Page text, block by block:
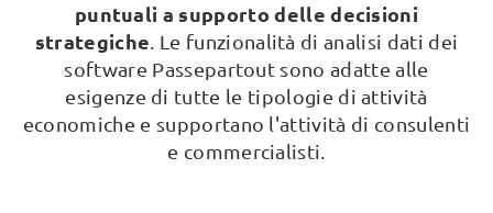
puntuali a supporto delle decisioni
strategiche . Le funzionalità di analisi dati dei
software Passepartout sono adatte alle
esigenze di tutte le tipologie di attività
economiche e supportano l'attività di consulenti
e commercialisti.